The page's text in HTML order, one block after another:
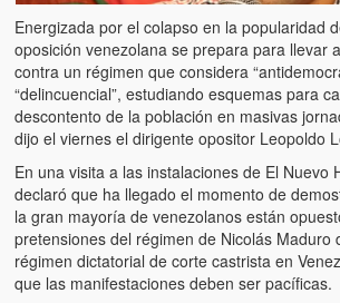
Venezuela)
Luis y El Mono… en armas (Luis and El
Puente Llaguno, Miraflores… ¿y Lina?
Radio Emisoras y canales de televisión
de Chávez hasta el 2009
Victimas del 11 de abril de 2002
Víctimas del régimen dictatorial de
poder hasta el 31 de diciembre de 2009
Energizada por el colapso en la popularidad
oposición venezolana se prepara para llevar
contra un régimen que considera
“delincuencial”, estudiando esquemas para
descontento de la población en masivas
dijo el viernes el dirigente opositor Leopoldo
En una visita a las instalaciones de El Nuevo
declaró que ha llegado el momento de
la gran mayoría de venezolanos están
pretensiones del régimen de Nicolás Maduro
régimen dictatorial de corte castrista en
que las manifestaciones deben ser pacíficas.